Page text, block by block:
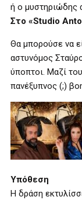
ή ο μυστηριώδης
Στο «Studio
Θα μπορούσε να
αστυνόμος
ύποπτοι. Μαζί
πανέξυπνος (;)
Υπόθεση
Η δράση